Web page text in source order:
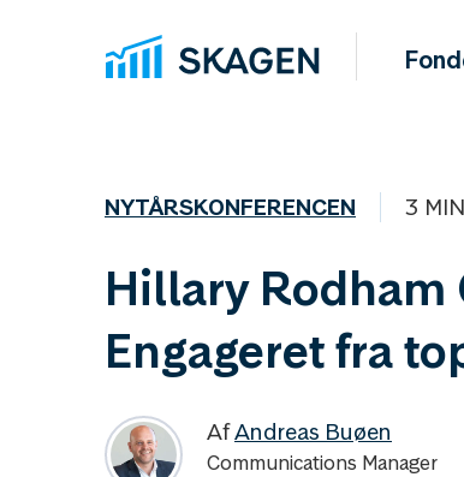
NYTÅRSKONFERENCEN 3
Hillary Rodham
Engageret fra
AfAndreas Buøen
Communications Manager